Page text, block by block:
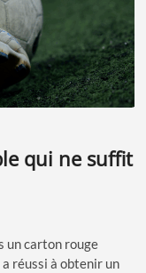
un carton rouge
réussi à obtenir un